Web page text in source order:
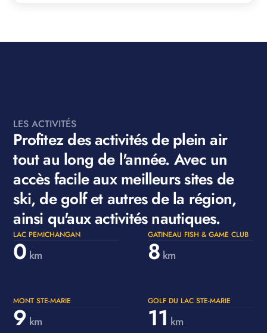
LES ACTIVITÉS
Profitez des activités de plein air
tout au long de l'année. Avec un
accès facile aux meilleurs sites de
ski, de golf et autres de la région,
ainsi qu'aux activités nautiques.
LAC PEMICHANGAN
0 km
GATINEAU FISH & GAME CLUB
8 km
MONT STE-MARIE
9 km
GOLF DU LAC STE-MARIE
11 km